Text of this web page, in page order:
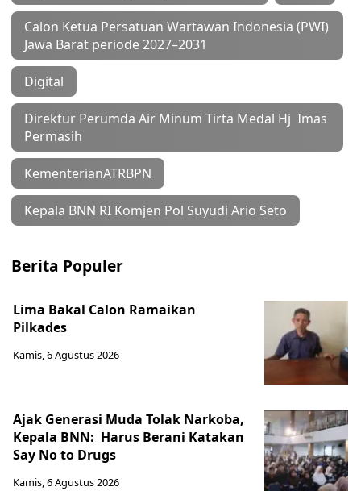
Calon Ketua Persatuan Wartawan Indonesia (PWI)
Jawa Barat periode 2027–2031
Digital
Direktur Perumda Air Minum Tirta Medal Hj Imas
Permasih
KementerianATRBPN
Kepala BNN RI Komjen Pol Suyudi Ario Seto
Berita Populer
Lima Bakal Calon Ramaikan
Pilkades
Kamis, 6 Agustus 2026
Ajak Generasi Muda Tolak Narkoba,
Kepala BNN: Harus Berani Katakan
Say No to Drugs
Kamis, 6 Agustus 2026